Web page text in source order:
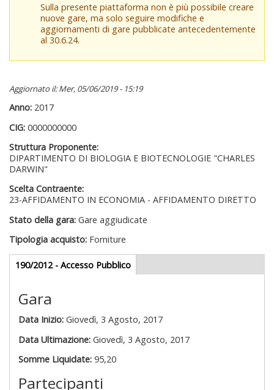
Sulla presente piattaforma non è più possibile creare
nuove gare, ma solo seguire modifiche e
aggiornamenti di gare pubblicate antecedentemente
al 30.6.24.
Aggiornato il: Mer, 05/06/2019 - 15:19
Anno: 2017
CIG: 0000000000
Struttura Proponente:
DIPARTIMENTO DI BIOLOGIA E BIOTECNOLOGIE "CHARLES
DARWIN"
Scelta Contraente:
23-AFFIDAMENTO IN ECONOMIA - AFFIDAMENTO DIRETTO
Stato della gara: Gare aggiudicate
Tipologia acquisto: Forniture
Gare appalti
190/2012 - Accesso Pubblico(scheda
attiva)
Gara
Data Inizio:Giovedì, 3 Agosto, 2017
Data Ultimazione:Giovedì, 3 Agosto, 2017
Somme Liquidate:95,20
Partecipanti